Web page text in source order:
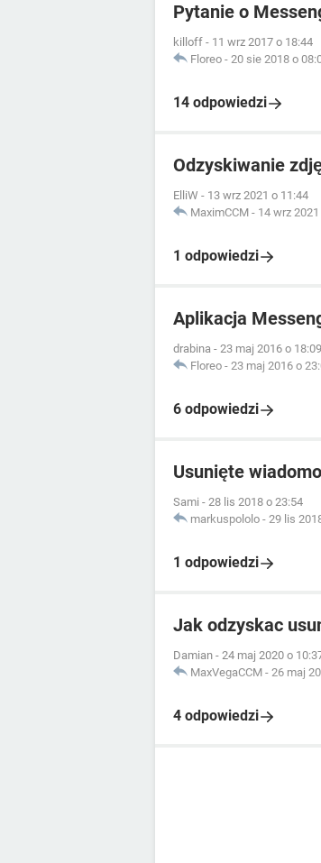
Pytanie o
killoff - 11 wrz 2017 o 18:44
Floreo - 20 sie 2018 o
14 odpowiedzi
Odzyskiwanie
ElliW - 13 wrz 2021 o 11:44
MaximCCM - 14 wrz
1 odpowiedzi
Aplikacja
drabina - 23 maj 2016 o 18:09
Floreo - 23 maj 2016 o
6 odpowiedzi
Usunięte
Sami - 28 lis 2018 o 23:54
markuspololo - 29 lis
1 odpowiedzi
Jak odzyskac
Damian - 24 maj 2020 o
MaxVegaCCM - 26 maj
4 odpowiedzi